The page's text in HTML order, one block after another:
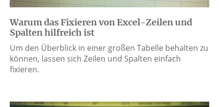
Warum das Fixieren von Excel-Zeilen und
Spalten hilfreich ist
Um den Überblick in einer großen Tabelle behalten zu
können, lassen sich Zeilen und Spalten einfach
fixieren.